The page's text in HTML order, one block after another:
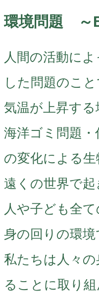
環境問題 ～
人間の活動に
した問題のこと
気温が上昇す
海洋ゴミ問題・
の変化による
遠くの世界で
人や子ども全
身の回りの環
私たちは人々
ることに取り組